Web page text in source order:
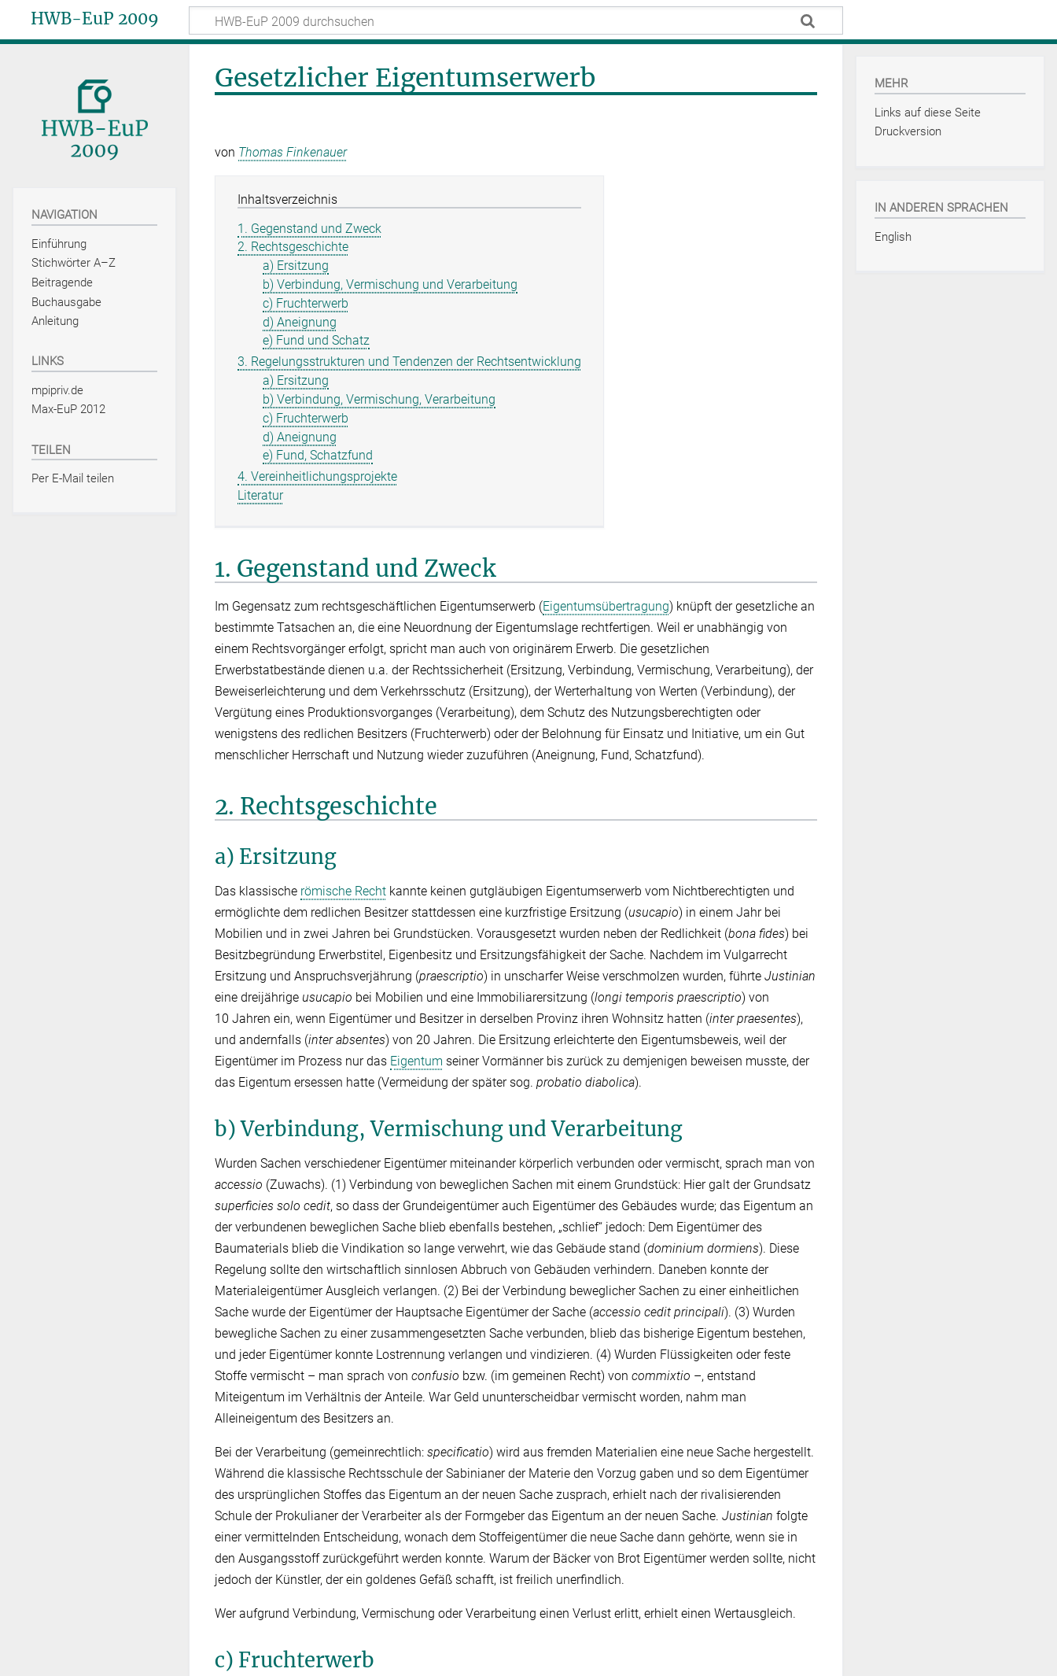
HWB-EuP 2009
Gesetzlicher Eigentumserwerb
von Thomas Finkenauer
Inhaltsverzeichnis
1. Gegenstand und Zweck
2. Rechtsgeschichte
a) Ersitzung
b) Verbindung, Vermischung und Verarbeitung
c) Fruchterwerb
d) Aneignung
e) Fund und Schatz
3. Regelungsstrukturen und Tendenzen der Rechts­entwicklung
a) Ersitzung
b) Verbindung, Vermischung, Verarbeitung
c) Fruchterwerb
d) Aneignung
e) Fund, Schatzfund
4. Vereinheitlichungsprojekte
Literatur
1. Gegenstand und Zweck
Im Gegensatz zum rechtsgeschäftlichen Eigentumserwerb (Eigentumsübertragung) knüpft der gesetzliche an
bestimmte Tatsachen an, die eine Neuordnung der Eigentumslage rechtfertigen. Weil er unabhängig von
einem Rechtsvorgänger erfolgt, spricht man auch von originärem Erwerb. Die gesetzlichen
Erwerbstatbestände dienen u.a. der Rechtssicherheit (Ersitzung, Verbindung, Vermischung, Verarbeitung), der
Beweiserleichterung und dem Verkehrsschutz (Ersitzung), der Werterhaltung von Werten (Verbindung), der
Vergütung eines Produktionsvorganges (Verarbeitung), dem Schutz des Nutzungsberechtigten oder
wenigstens des redlichen Besitzers (Fruchterwerb) oder der Belohnung für Einsatz und Initiative, um ein Gut
menschlicher Herrschaft und Nutzung wieder zuzuführen (Aneignung, Fund, Schatzfund).
2. Rechtsgeschichte
a) Ersitzung
Das klassische römische Recht kannte keinen gutgläubigen Eigentumserwerb vom Nichtberechtigten und
ermöglichte dem redlichen Besitzer stattdessen eine kurzfristige Ersitzung (usucapio) in einem Jahr bei
Mobilien und in zwei Jahren bei Grundstücken. Vorausgesetzt wurden neben der Redlichkeit (bona fides) bei
Besitzbegründung Erwerbstitel, Eigenbesitz und Ersitzungsfähigkeit der Sache. Nachdem im Vulgarrecht
Ersitzung und Anspruchsverjährung (praescriptio) in unscharfer Weise verschmolzen wurden, führte Justinian
eine dreijährige usucapio bei Mobilien und eine Immobiliarersitzung (longi temporis praescriptio) von
10 Jahren ein, wenn Eigentümer und Besitzer in derselben Provinz ihren Wohnsitz hatten (inter praesentes),
und andernfalls (inter absentes) von 20 Jahren. Die Ersitzung erleichterte den Eigentumsbeweis, weil der
Eigentümer im Prozess nur das Eigentum seiner Vormänner bis zurück zu demjenigen beweisen musste, der
das Eigentum ersessen hatte (Vermeidung der später sog. probatio diabolica).
b) Verbindung, Vermischung und Verarbeitung
Wurden Sachen verschiedener Eigentümer miteinander körperlich verbunden oder vermischt, sprach man von
accessio (Zuwachs). (1) Verbindung von beweglichen Sachen mit einem Grundstück: Hier galt der Grundsatz
superficies solo cedit, so dass der Grundeigentümer auch Eigentümer des Gebäudes wurde; das Eigentum an
der verbundenen beweglichen Sache blieb ebenfalls bestehen, „schlief“ jedoch: Dem Eigentümer des
Baumaterials blieb die Vindikation so lange verwehrt, wie das Gebäude stand (dominium dormiens). Diese
Regelung sollte den wirtschaftlich sinnlosen Abbruch von Gebäuden verhindern. Daneben konnte der
Materialeigentümer Ausgleich verlangen. (2) Bei der Verbindung beweglicher Sachen zu einer einheitlichen
Sache wurde der Eigentümer der Hauptsache Eigentümer der Sache (accessio cedit principali). (3) Wurden
bewegliche Sachen zu einer zusammengesetzten Sache verbunden, blieb das bisherige Eigentum bestehen,
und jeder Eigentümer konnte Lostrennung verlangen und vindizieren. (4) Wurden Flüssigkeiten oder feste
Stoffe vermischt – man sprach von confusio bzw. (im gemeinen Recht) von commixtio –, entstand
Miteigentum im Verhältnis der Anteile. War Geld ununterscheidbar vermischt worden, nahm man
Alleineigentum des Besitzers an.
Bei der Verarbeitung (gemeinrechtlich: specificatio) wird aus fremden Materialien eine neue Sache hergestellt.
Während die klassische Rechtsschule der Sabinianer der Materie den Vorzug gaben und so dem Eigentümer
des ursprünglichen Stoffes das Eigentum an der neuen Sache zusprach, erhielt nach der rivalisierenden
Schule der Prokulianer der Verarbeiter als der Formgeber das Eigentum an der neuen Sache. Justinian folgte
einer vermittelnden Entscheidung, wonach dem Stoffeigentümer die neue Sache dann gehörte, wenn sie in
den Ausgangsstoff zurückgeführt werden konnte. Warum der Bäcker von Brot Eigentümer werden sollte, nicht
jedoch der Künstler, der ein goldenes Gefäß schafft, ist freilich unerfindlich.
Wer aufgrund Verbindung, Vermischung oder Verarbeitung einen Verlust erlitt, erhielt einen Wertausgleich.
c) Fruchterwerb
NAVIGATION
Einführung
Stichwörter A–Z
Beitragende
Buchausgabe
Anleitung
LINKS
mpipriv.de
Max-EuP 2012
TEILEN
Per E-Mail teilen
MEHR
Links auf diese Seite
Druckversion
IN ANDEREN SPRACHEN
English